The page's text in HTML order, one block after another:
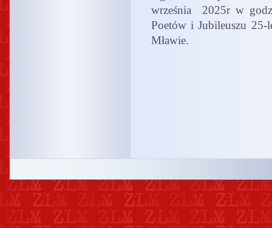
września 2025r w
Poetów i Jubileuszu
Mławie.